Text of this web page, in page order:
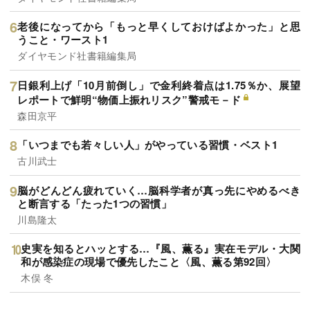
老後になってから「もっと早くしておけばよかった」と思
うこと・ワースト1
ダイヤモンド社書籍編集局
日銀利上げ「10月前倒し」で金利終着点は1.75％か、展望
レポートで鮮明“物価上振れリスク”警戒モ－ド
森田京平
「いつまでも若々しい人」がやっている習慣・ベスト1
古川武士
脳がどんどん疲れていく…脳科学者が真っ先にやめるべき
と断言する「たった1つの習慣」
川島隆太
史実を知るとハッとする…『風、薫る』実在モデル・大関
和が感染症の現場で優先したこと〈風、薫る第92回〉
木俣 冬